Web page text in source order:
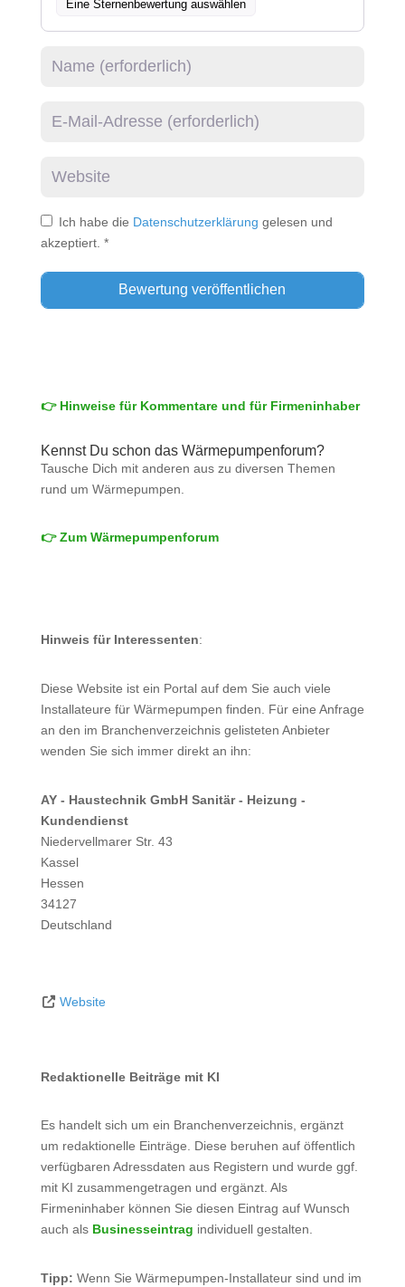
Eine Sternenbewertung auswählen
Ich habe die Datenschutzerklärung gelesen und
akzeptiert. *
👉 Hinweise für Kommentare und für Firmeninhaber
Kennst Du schon das Wärmepumpenforum?
Tausche Dich mit anderen aus zu diversen Themen
rund um Wärmepumpen.
👉 Zum Wärmepumpenforum
Hinweis für Interessenten:
Diese Website ist ein Portal auf dem Sie auch viele
Installateure für Wärmepumpen finden. Für eine Anfrage
an den im Branchenverzeichnis gelisteten Anbieter
wenden Sie sich immer direkt an ihn:
AY - Haustechnik GmbH Sanitär - Heizung -
Kundendienst
Niedervellmarer Str. 43
Kassel
Hessen
34127
Deutschland
Website
Redaktionelle Beiträge mit KI
Es handelt sich um ein Branchenverzeichnis, ergänzt
um redaktionelle Einträge. Diese beruhen auf öffentlich
verfügbaren Adressdaten aus Registern und wurde ggf.
mit KI zusammengetragen und ergänzt. Als
Firmeninhaber können Sie diesen Eintrag auf Wunsch
auch als Businesseintrag individuell gestalten.
Tipp: Wenn Sie Wärmepumpen-Installateur sind und im